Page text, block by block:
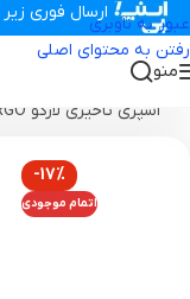
عبور به ناوبری
رفتن به محتوای اصلی
ارسال فوری زیر 3 ساعت (تهران)
منو
تجهیزات پزشکی پارساطب
اسپری تاخیری لارگو LARGO رایحه قهوه حجم 65 میلی لیتر
-17%
اتمام موجودی